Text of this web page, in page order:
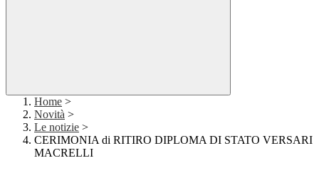
Home >
Novità >
Le notizie >
CERIMONIA di RITIRO DIPLOMA DI STATO VERSARI
MACRELLI